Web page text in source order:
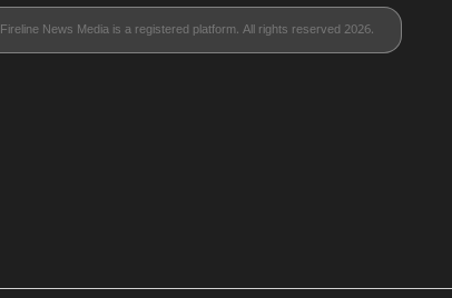
Fireline News Media is a registered platform. All rights reserved 2026.